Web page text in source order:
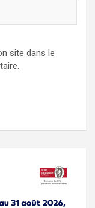
site dans le